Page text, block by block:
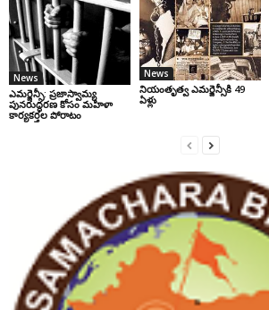
News
ఎమర్జెన్సీ: ప్రజాస్వామ్య
పునరుద్ధరణ కోసం మహిళా
కార్యకర్తల పోరాటం
News
నియంతృత్వ ఎమర్జెన్సీకి 49
ఏళ్లు